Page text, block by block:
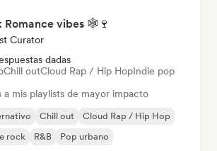
Romance vibes 🕸️🍷
Curator
dadas
Chill outCloud Rap / Hip HopIndie pop
a mis playlists de mayor impacto
Chill out
Cloud Rap / Hip Hop
rock R&B Pop urbano